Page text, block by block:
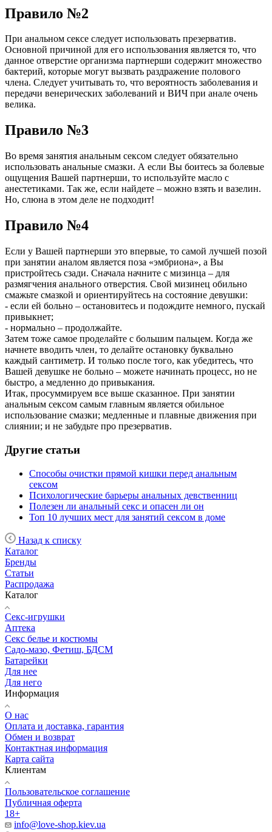
Правило №2
При анальном сексе следует использовать презерватив.
Основной причиной для его использования является то, что
данное отверстие организма партнерши содержит множество
бактерий, которые могут вызвать раздражение полового
члена. Следует учитывать то, что вероятность заболевания и
передачи венерических заболеваний и ВИЧ при анале очень
велика.
Правило №3
Во время занятия анальным сексом следует обязательно
использовать анальные смазки. А если Вы боитесь за болевые
ощущения Вашей партнерши, то используйте масло с
анестетиками. Так же, если найдете – можно взять и вазелин.
Но, слюна в этом деле не подходит!
Правило №4
Если у Вашей партнерши это впервые, то самой лучшей позой
при занятии аналом является поза «эмбриона», а Вы
пристройтесь сзади. Сначала начните с мизинца – для
размягчения анального отверстия. Свой мизинец обильно
смажьте смазкой и ориентируйтесь на состояние девушки:
- если ей больно – остановитесь и подождите немного, пускай
привыкнет;
- нормально – продолжайте.
Затем тоже самое проделайте с большим пальцем. Когда же
начнете вводить член, то делайте остановку буквально
каждый сантиметр. И только после того, как убедитесь, что
Вашей девушке не больно – можете начинать процесс, но не
быстро, а медленно до привыкания.
Итак, просуммируем все выше сказанное. При занятии
анальным сексом самым главным является обильное
использование смазки; медленные и плавные движения при
слиянии; и не забудьте про презерватив.
Другие статьи
Способы очистки прямой кишки перед анальным
сексом
Психологические барьеры анальных девственниц
Полезен ли анальный секс и опасен ли он
Топ 10 лучших мест для занятий сексом в доме
Назад к списку
Каталог
Бренды
Статьи
Распродажа
Каталог
Секс-игрушки
Аптека
Секс белье и костюмы
Садо-мазо, Фетиш, БДСМ
Батарейки
Для нее
Для него
Информация
О нас
Оплата и доставка, гарантия
Обмен и возврат
Контактная информация
Карта сайта
Клиентам
Пользовательское соглашение
Публичная оферта
18+
info@love-shop.kiev.ua